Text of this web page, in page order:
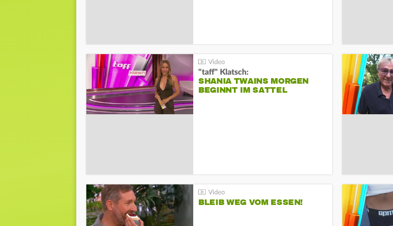
"taff" Klatsch:
SHANIA TWAINS MORGEN
BEGINNT IM SATTEL
BLEIB WEG VOM ESSEN!